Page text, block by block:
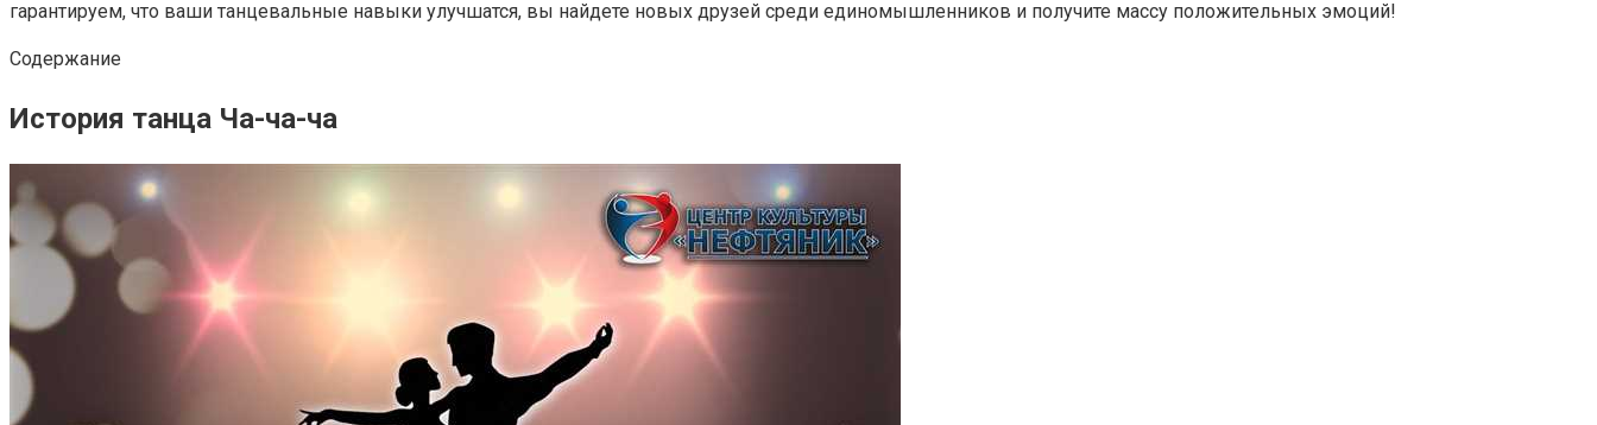
гарантируем, что ваши танцевальные навыки улучшатся, вы найдете новых друзей среди единомышленников и получите массу положительных эмоций!
Содержание
История танца Ча-ча-ча